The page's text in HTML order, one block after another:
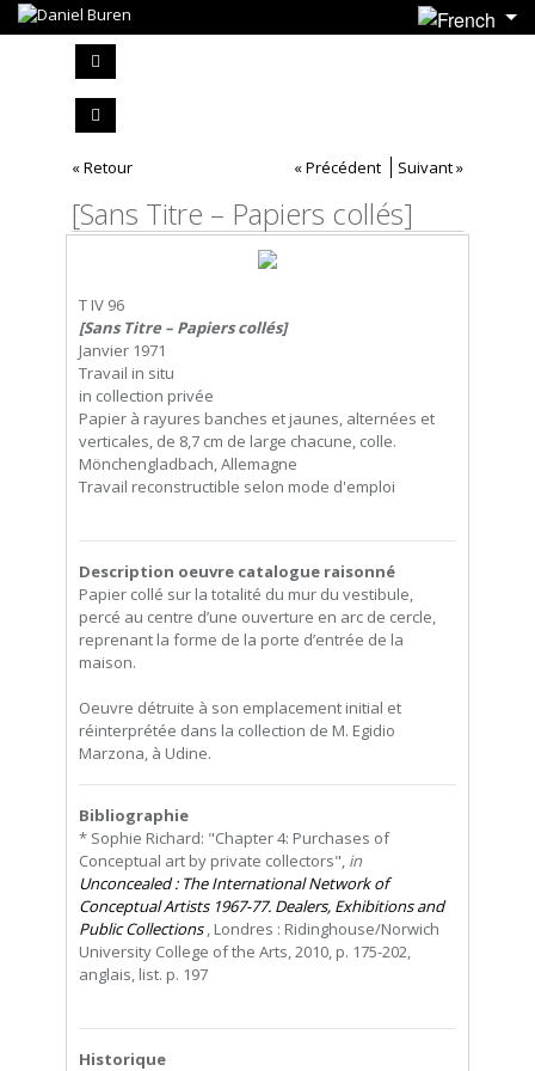
« Retour « Précédent Suivant »
[Sans Titre – Papiers collés]
T IV 96
[Sans Titre – Papiers collés]
Janvier 1971
Travail in situ
in collection privée
Papier à rayures banches et jaunes, alternées et
verticales, de 8,7 cm de large chacune, colle.
Mönchengladbach, Allemagne
Travail reconstructible selon mode d'emploi
Description oeuvre catalogue raisonné
Papier collé sur la totalité du mur du vestibule,
percé au centre d’une ouverture en arc de cercle,
reprenant la forme de la porte d’entrée de la
maison.
Oeuvre détruite à son emplacement initial et
réinterprétée dans la collection de M. Egidio
Marzona, à Udine.
Bibliographie
* Sophie Richard: "Chapter 4: Purchases of
Conceptual art by private collectors", in
Unconcealed : The International Network of
Conceptual Artists 1967-77. Dealers, Exhibitions and
Public Collections, Londres : Ridinghouse/Norwich
University College of the Arts, 2010, p. 175-202,
anglais, list. p. 197
Historique